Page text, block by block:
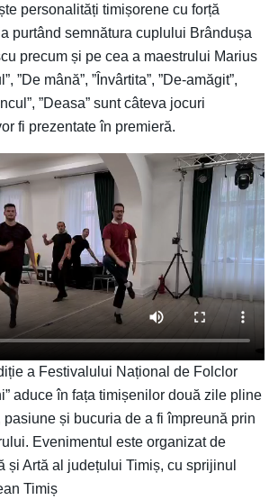
personalități timișorene cu forță
purtând semnătura cuplului Brândușa
precum și pe cea a maestrului Marius
”De mână”, ”Învârtita”, ”De-amăgit”,
”Deasa” sunt câteva jocuri
fi prezentate în premieră.
a Festivalului Național de Folclor
aduce în fața timișenilor două zile pline
pasiune și bucuria de a fi împreună prin
Evenimentul este organizat de
și Artă al județului Timiș, cu sprijinul
Timiș